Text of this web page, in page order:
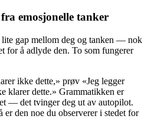
emosjonelle tanker
gap mellom deg og tanken — nok
for å adlyde den. To som fungerer
ikke dette,» prøv «Jeg legger
klarer dette.» Grammatikken er
— det tvinger deg ut av autopilot.
er den noe du observerer i stedet for